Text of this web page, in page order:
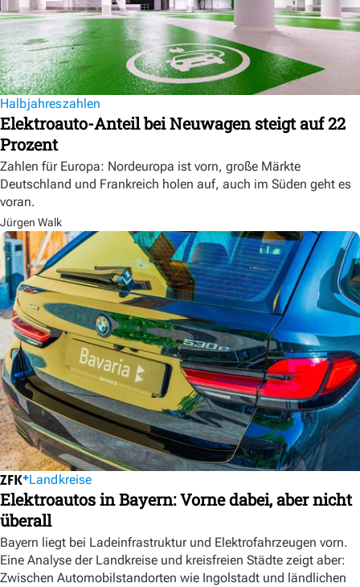
Halbjahreszahlen
Elektroauto-Anteil bei Neuwagen steigt auf 22
Prozent
Zahlen für Europa: Nordeuropa ist vorn, große Märkte
Deutschland und Frankreich holen auf, auch im Süden geht es
voran.
Jürgen Walk
Landkreise
Elektroautos in Bayern: Vorne dabei, aber nicht
überall
Bayern liegt bei Ladeinfrastruktur und Elektrofahrzeugen vorn.
Eine Analyse der Landkreise und kreisfreien Städte zeigt aber:
Zwischen Automobilstandorten wie Ingolstadt und ländlichen